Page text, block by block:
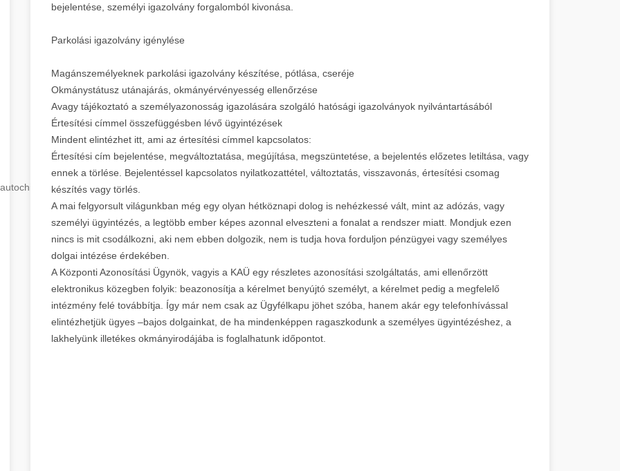
bejelentése, személyi igazolvány forgalomból kivonása.
Parkolási igazolvány igénylése
Magánszemélyeknek parkolási igazolvány készítése, pótlása, cseréje
Okmánystátusz utánajárás, okmányérvényesség ellenőrzése
Avagy tájékoztató a személyazonosság igazolására szolgáló hatósági igazolványok nyilvántartásából
Értesítési címmel összefüggésben lévő ügyintézések
Mindent elintézhet itt, ami az értesítési címmel kapcsolatos:
Értesítési cím bejelentése, megváltoztatása, megújítása, megszüntetése, a bejelentés előzetes letiltása, vagy
ennek a törlése. Bejelentéssel kapcsolatos nyilatkozattétel, változtatás, visszavonás, értesítési csomag
készítés vagy törlés.
A mai felgyorsult világunkban még egy olyan hétköznapi dolog is nehézkessé vált, mint az adózás, vagy
személyi ügyintézés, a legtöbb ember képes azonnal elveszteni a fonalat a rendszer miatt. Mondjuk ezen
nincs is mit csodálkozni, aki nem ebben dolgozik, nem is tudja hova forduljon pénzügyei vagy személyes
dolgai intézése érdekében.
A Központi Azonosítási Ügynök, vagyis a KAÜ egy részletes azonosítási szolgáltatás, ami ellenőrzött
elektronikus közegben folyik: beazonosítja a kérelmet benyújtó személyt, a kérelmet pedig a megfelelő
intézmény felé továbbítja. Így már nem csak az Ügyfélkapu jöhet szóba, hanem akár egy telefonhívással
elintézhetjük ügyes –bajos dolgainkat, de ha mindenképpen ragaszkodunk a személyes ügyintézéshez, a
lakhelyünk illetékes okmányirodájába is foglalhatunk időpontot.